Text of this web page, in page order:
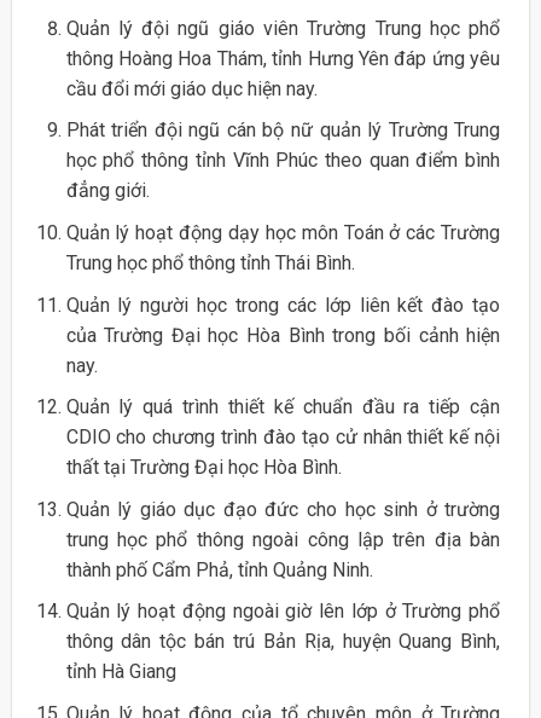
Quản lý đội ngũ giáo viên Trường Trung học phổ
thông Hoàng Hoa Thám, tỉnh Hưng Yên đáp ứng yêu
cầu đổi mới giáo dục hiện nay.
Phát triển đội ngũ cán bộ nữ quản lý Trường Trung
học phổ thông tỉnh Vĩnh Phúc theo quan điểm bình
đẳng giới.
Quản lý hoạt động dạy học môn Toán ở các Trường
Trung học phổ thông tỉnh Thái Bình.
Quản lý người học trong các lớp liên kết đào tạo
của Trường Đại học Hòa Bình trong bối cảnh hiện
nay.
Quản lý quá trình thiết kế chuẩn đầu ra tiếp cận
CDIO cho chương trình đào tạo cử nhân thiết kế nội
thất tại Trường Đại học Hòa Bình.
Quản lý giáo dục đạo đức cho học sinh ở trường
trung học phổ thông ngoài công lập trên địa bàn
thành phố Cẩm Phả, tỉnh Quảng Ninh.
Quản lý hoạt động ngoài giờ lên lớp ở Trường phổ
thông dân tộc bán trú Bản Rịa, huyện Quang Bình,
tỉnh Hà Giang